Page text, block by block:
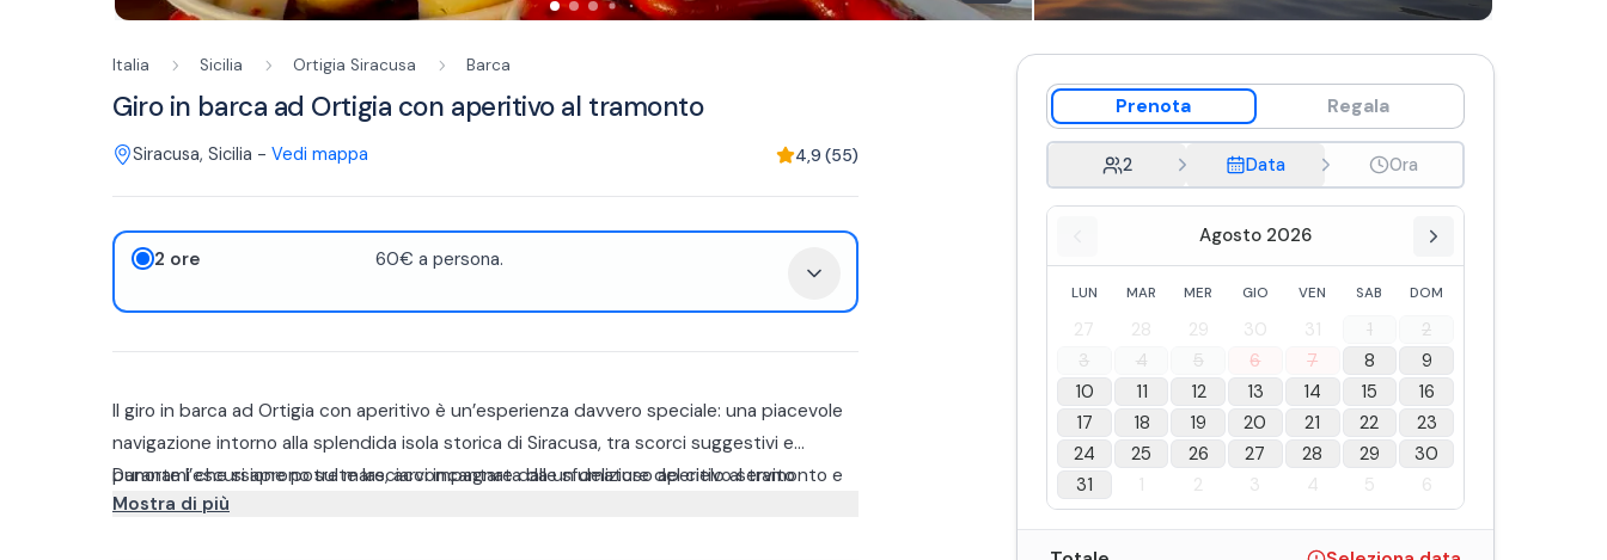
Italia Sicilia Ortigia Siracusa Barca
Giro in barca ad Ortigia con aperitivo al tramonto
Siracusa, Sicilia - Vedi mappa 4,9 (55)
2 ore 60€ a persona.
ll giro in barca ad Ortigia con aperitivo è un’esperienza davvero speciale: una piacevole
navigazione intorno alla splendida isola storica di Siracusa, tra scorci suggestivi e
panorami che si aprono sul mare, accompagnata da un delizioso aperitivo servito
direttamente a bordo.
Durante l’escursione potrete lasciarvi incantare dalle sfumature del cielo al tramonto e
dai riflessi dorati sull’acqua, vivendo un momento di relax perfetto da condividere in
Mostra di più
Prenota Regala
2 Data Ora
Agosto 2026
LUN MAR MER GIO VEN SAB DOM
27 28 29 30 31 1
2
3
4 5 6 7 8
9
10
11 12 13 14 15
16
17
18 19 20 21 22
23
24
25 26 27 28 29
30
31
1 2 3 4 5 6